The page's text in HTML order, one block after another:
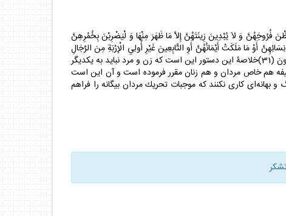
وَ لاَ يُبْدِينَ زِينَتَهُنَّ إِلاَّ مَا ظَهَرَ مِنْهَا وَ لْيَضْرِبْنَ بِخُمُرِهِنَّ
أَوْ مَا مَلَكَتْ أَيْمَانُهُنَّ أَوِ التَّابِعِينَ غَيْرِ أُولِي الْإِرْبَةِ مِنَ الرِّجَالِ
أَوِ الطِّفْلِ الَّذِينَ لَمْ يَظْهَرُوا عَلَى عَوْرَاتِ النِّسَاءِ وَ لاَ يَضْرِبْنَ بِأَرْجُلِهِنَّ لِيُعْلَمَ مَا يُخْفِينَ مِنْ زِينَتِهِنَّ وَ تُوبُوا إِلَى اللَّهِ جَمِيعاً أَيُّهَا الْمُؤْمِنُونَ لَعَلَّكُمْ تُفْلِحُونَ (31)خلاصۀ اين دستور اين است كه زن و مرد نبايد به يكديگر
وظيفه هم خاص مردان و هم زنان مقرر فرموده است و آن اين است
كارى نكنند كه موجبات تحريك مردان بيگانه را فراهم